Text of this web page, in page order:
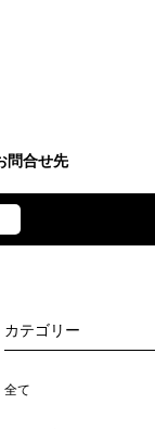
問合せ先
カテゴリー
全て